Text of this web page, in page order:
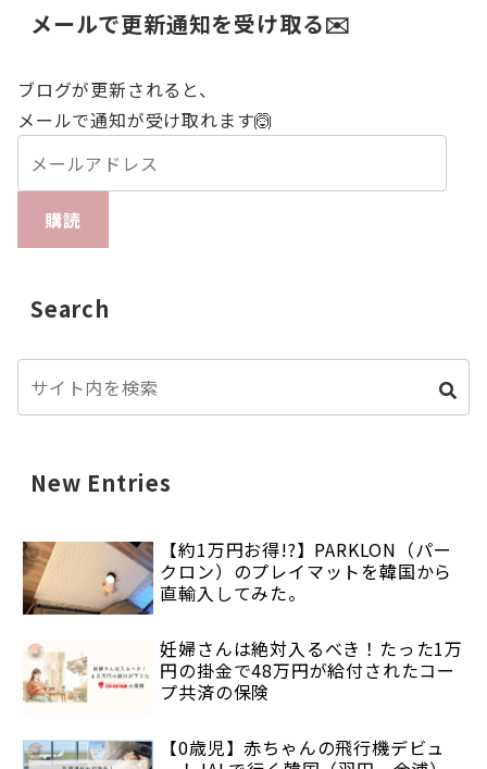
メールで更新通知を受け取る✉️
ブログが更新されると、
メールで通知が受け取れます🙆
購読
Search
New Entries
【約1万円お得!?】PARKLON（パー
クロン）のプレイマットを韓国から
直輸入してみた。
妊婦さんは絶対入るべき！たった1万
円の掛金で48万円が給付されたコー
プ共済の保険
【0歳児】赤ちゃんの飛行機デビュ